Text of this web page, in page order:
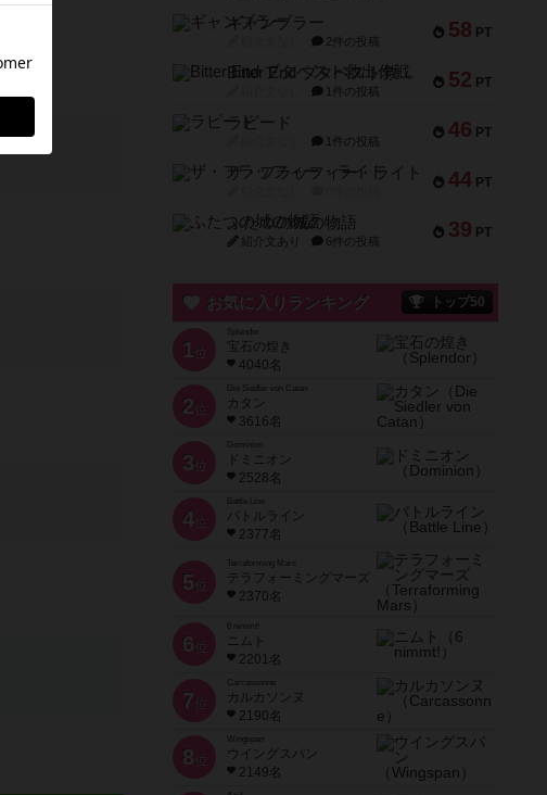
58 PT
ギャンブラー
2件の投稿
52 PT
Bitter End ブタペスト救出作戦
1件の投稿
46 PT
ラピード
1件の投稿
44 PT
ザ・フラッフィー・ライト
39 PT
ふたつの城の物語
紹介文あり 6件の投稿
お気に入りランキング トップ50
1 位
宝石の煌き
4040名
2 位
Die Siedler von Catan
カタン
3616名
3 位
ドミニオン
2528名
4位
Battle Line
バトルライン
2377名
5 位
Terraforming Mars
テラフォーミングマーズ
2370名
6 位
ニムト
2201名
7 位
Carcassonne
カルカソンヌ
2190名
8 位
Wingspan
ウイングスパン
2149名